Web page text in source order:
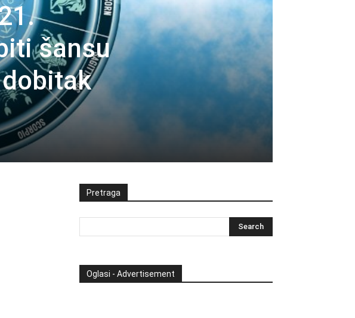
šansu
Pretraga
Oglasi - Advertisement